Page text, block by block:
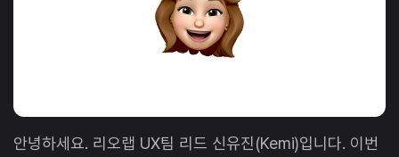
안녕하세요. 리오랩 UX팀 리드 신유진(Kemi)입니다. 이번